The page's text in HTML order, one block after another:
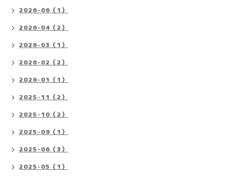
2026-06（1）
2026-04（2）
2026-03（1）
2026-02（2）
2026-01（1）
2025-11（2）
2025-10（2）
2025-09（1）
2025-06（3）
2025-05（1）